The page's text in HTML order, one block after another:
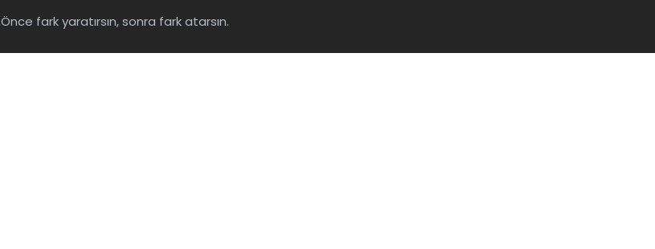
Önce fark yaratırsın, sonra fark atarsın.